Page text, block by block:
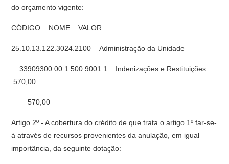
do orçamento vigente:
CÓDIGO NOME VALOR
25.10.13.122.3024.2100 Administração da Unidade
33909300.00.1.500.9001.1 Indenizações e Restituições
570,00
570,00
Artigo 2º - A cobertura do crédito de que trata o artigo 1º far-se-
á através de recursos provenientes da anulação, em igual
importância, da seguinte dotação: